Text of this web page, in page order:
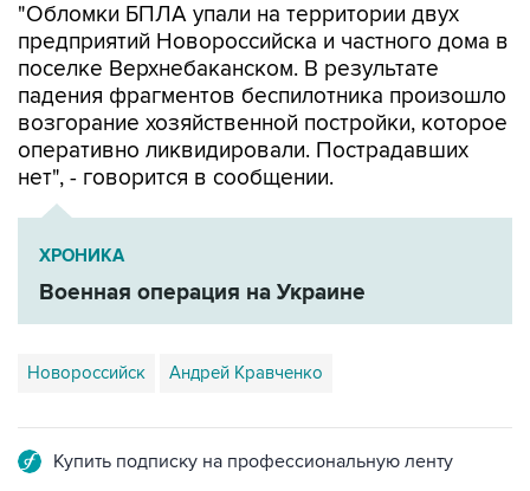
"Обломки БПЛА упали на территории двух
предприятий Новороссийска и частного дома в
поселке Верхнебаканском. В результате
падения фрагментов беспилотника произошло
возгорание хозяйственной постройки, которое
оперативно ликвидировали. Пострадавших
нет", - говорится в сообщении.
ХРОНИКА
Военная операция на Украине
Новороссийск Андрей Кравченко
Купить подписку на профессиональную ленту